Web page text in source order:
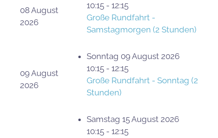
08 August
2026
10:15 - 12:15
Große Rundfahrt -
Samstagmorgen (2 Stunden)
09 August
2026
Sonntag 09 August 2026
10:15 - 12:15
Große Rundfahrt - Sonntag (2
Stunden)
Samstag 15 August 2026
10:15 - 12:15